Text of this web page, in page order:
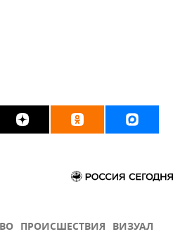
ПРОИСШЕСТВИЯ ВИЗУАЛ